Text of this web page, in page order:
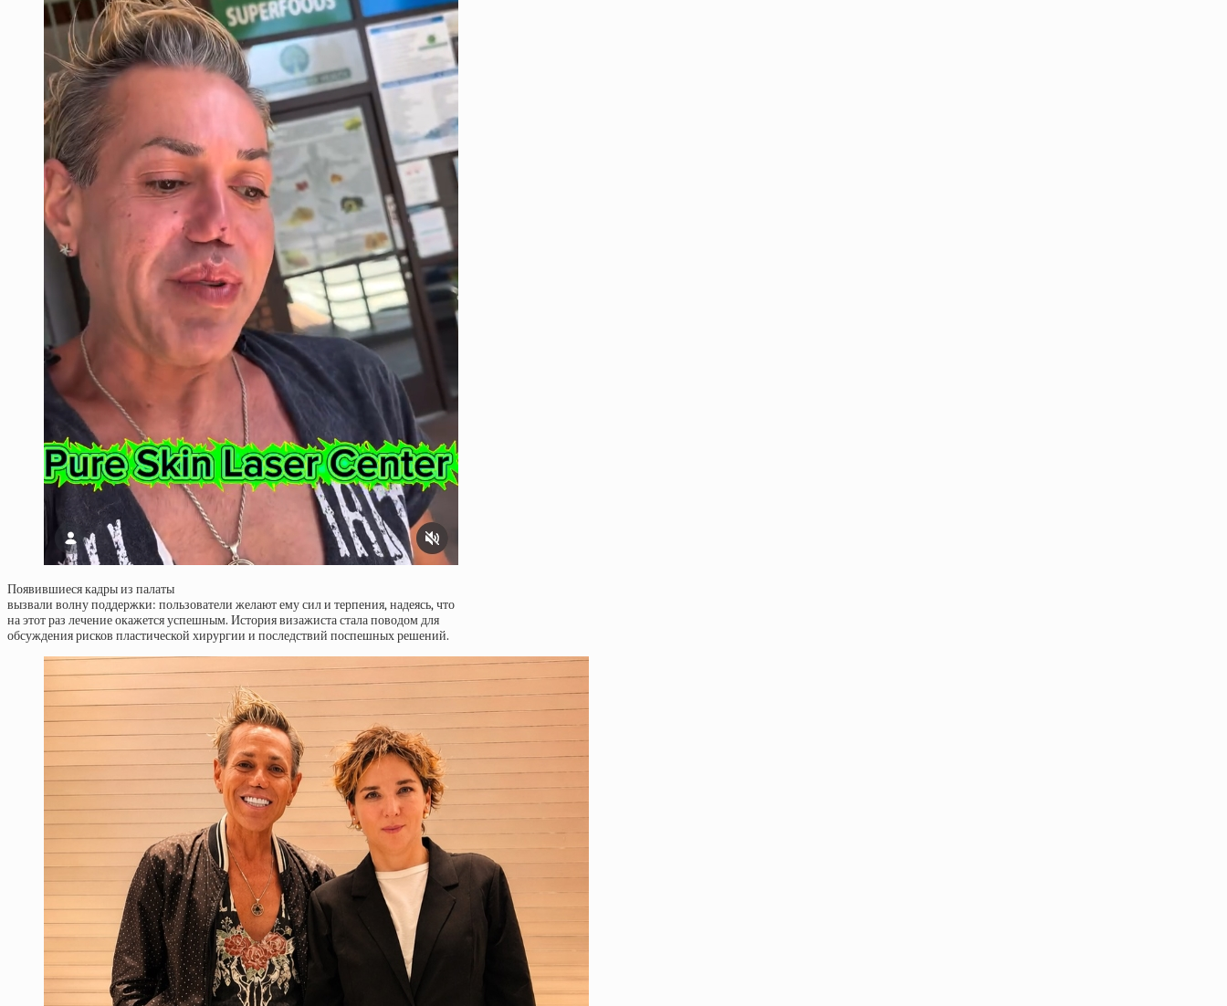
Появившиеся кадры из палаты
вызвали волну поддержки: пользователи желают ему сил и терпения, надеясь, что
на этот раз лечение окажется успешным. История визажиста стала поводом для
обсуждения рисков пластической хирургии и последствий поспешных решений.